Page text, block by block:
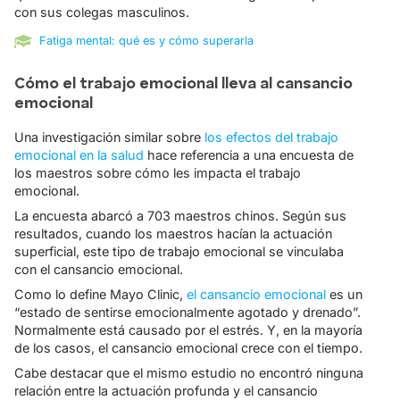
con sus colegas masculinos.
Fatiga mental: qué es y cómo superarla
Cómo el trabajo emocional lleva al cansancio
emocional
Una investigación similar sobre los efectos del trabajo
emocional en la salud hace referencia a una encuesta de
los maestros sobre cómo les impacta el trabajo
emocional.
La encuesta abarcó a 703 maestros chinos. Según sus
resultados, cuando los maestros hacían la actuación
superficial, este tipo de trabajo emocional se vinculaba
con el cansancio emocional.
Como lo define Mayo Clinic, el cansancio emocional es un
“estado de sentirse emocionalmente agotado y drenado”.
Normalmente está causado por el estrés. Y, en la mayoría
de los casos, el cansancio emocional crece con el tiempo.
Cabe destacar que el mismo estudio no encontró ninguna
relación entre la actuación profunda y el cansancio